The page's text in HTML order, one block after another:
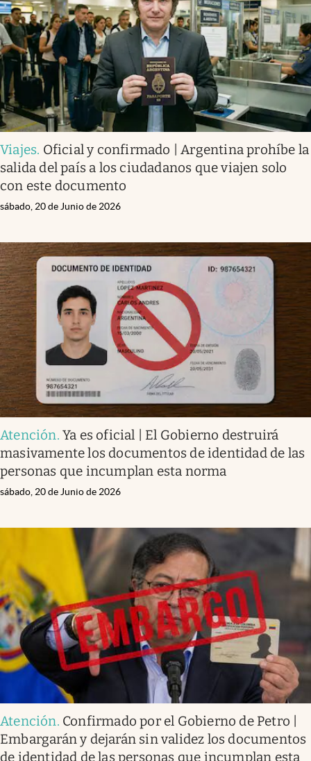
Viajes. Oficial y confirmado | Argentina prohíbe la
salida del país a los ciudadanos que viajen solo
con este documento
sábado, 20 de Junio de 2026
Atención.Ya es oficial | El Gobierno destruirá
masivamente los documentos de identidad de las
personas que incumplan esta norma
sábado, 20 de Junio de 2026
Atención. Confirmado por el Gobierno de Petro |
Embargarán y dejarán sin validez los documentos
de identidad de las personas que incumplan esta